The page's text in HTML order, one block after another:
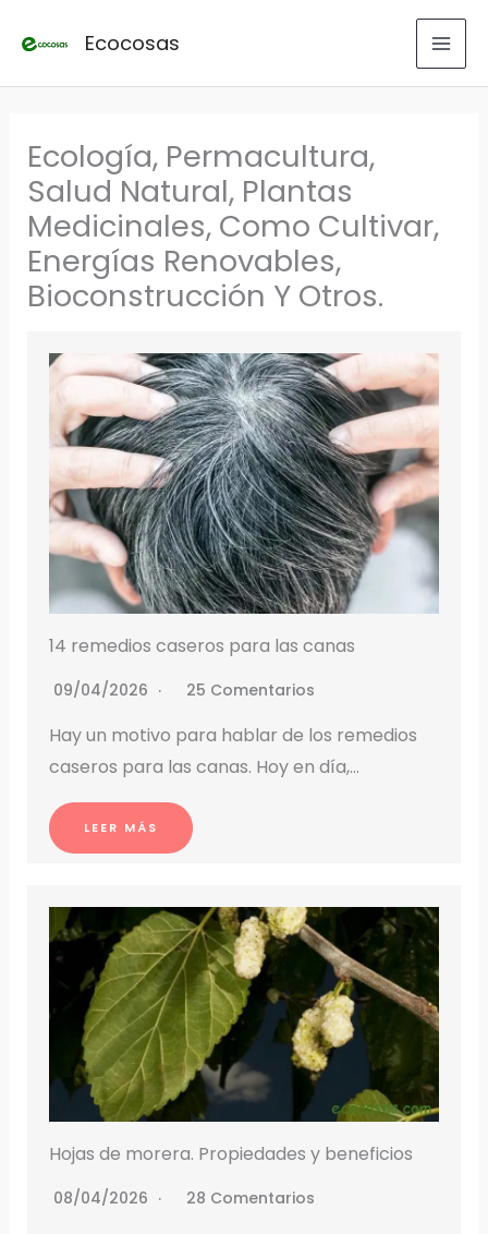
Ecocosas
Ecología, Permacultura,
Salud Natural, Plantas
Medicinales, Como Cultivar,
Energías Renovables,
Bioconstrucción Y Otros.
14 remedios caseros para las canas
09/04/2026 25 Comentarios
Hay un motivo para hablar de los remedios
caseros para las canas. Hoy en día,…
LEER MÁS
Hojas de morera. Propiedades y beneficios
08/04/2026 28 Comentarios